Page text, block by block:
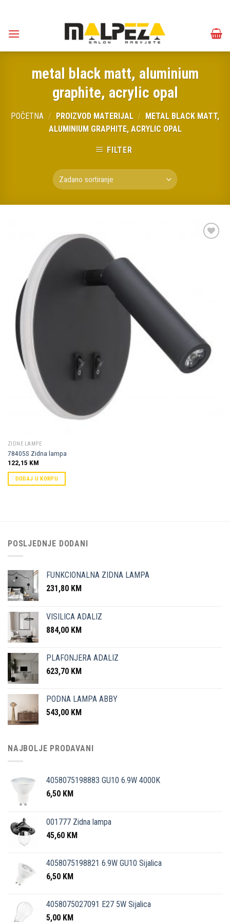
content
metal black matt, aluminium
graphite, acrylic opal
POČETNA / PROIZVOD MATERIJAL /
METAL BLACK MATT,
ALUMINIUM GRAPHITE, ACRYLIC OPAL
FILTER
ZIDNE LAMPE
78405S Zidna lampa
122,15 KM
DODAJ U KORPU
POSLJEDNJE DODANI
FUNKCIONALNA ZIDNA LAMPA
231,80 KM
VISILICA ADALIZ
884,00 KM
PLAFONJERA ADALIZ
623,70 KM
PODNA LAMPA ABBY
543,00 KM
NAJBOLJE PRODAVANI
4058075198883 GU10 6.9W 4000K
6,50 KM
001777 Zidna lampa
45,60 KM
4058075198821 6.9W GU10 Sijalica
6,50 KM
4058075027091 E27 5W Sijalica
5,00 KM